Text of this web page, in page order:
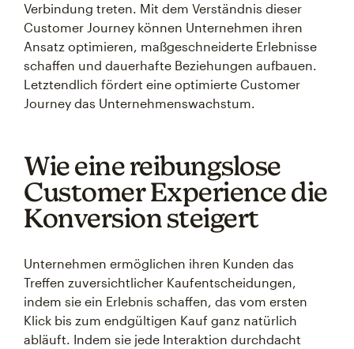
Verbindung treten. Mit dem Verständnis dieser
Customer Journey können Unternehmen ihren
Ansatz optimieren, maßgeschneiderte Erlebnisse
schaffen und dauerhafte Beziehungen aufbauen.
Letztendlich fördert eine optimierte Customer
Journey das Unternehmenswachstum.
Wie eine reibungslose
Customer Experience die
Konversion steigert
Unternehmen ermöglichen ihren Kunden das
Treffen zuversichtlicher Kaufentscheidungen,
indem sie ein Erlebnis schaffen, das vom ersten
Klick bis zum endgültigen Kauf ganz natürlich
abläuft. Indem sie jede Interaktion durchdacht